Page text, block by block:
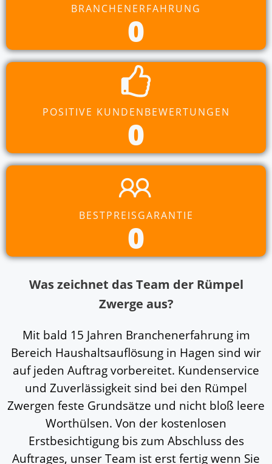
BRANCHENERFAHRUNG
0
POSITIVE KUNDENBEWERTUNGEN
0
BESTPREISGARANTIE
0
Was zeichnet das Team der Rümpel
Zwerge aus?
Mit bald 15 Jahren Branchenerfahrung im
Bereich Haushaltsauflösung in Hagen sind wir
auf jeden Auftrag vorbereitet. Kundenservice
und Zuverlässigkeit sind bei den Rümpel
Zwergen feste Grundsätze und nicht bloß leere
Worthülsen. Von der kostenlosen
Erstbesichtigung bis zum Abschluss des
Auftrages, unser Team ist erst fertig wenn Sie